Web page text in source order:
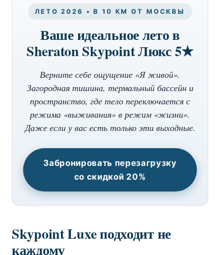
ЛЕТО 2026 • В 10 КМ ОТ МОСКВЫ
Ваше идеальное лето в
Sheraton Skypoint Люкс 5★
Верните себе ощущение «Я живой».
Загородная тишина, термальный бассейн и
пространство, где тело переключается с
режима «выживания» в режим «жизни».
Даже если у вас есть только эти выходные.
Забронировать перезагрузку
со скидкой 20%
Skypoint Luxe подходит не
каждому